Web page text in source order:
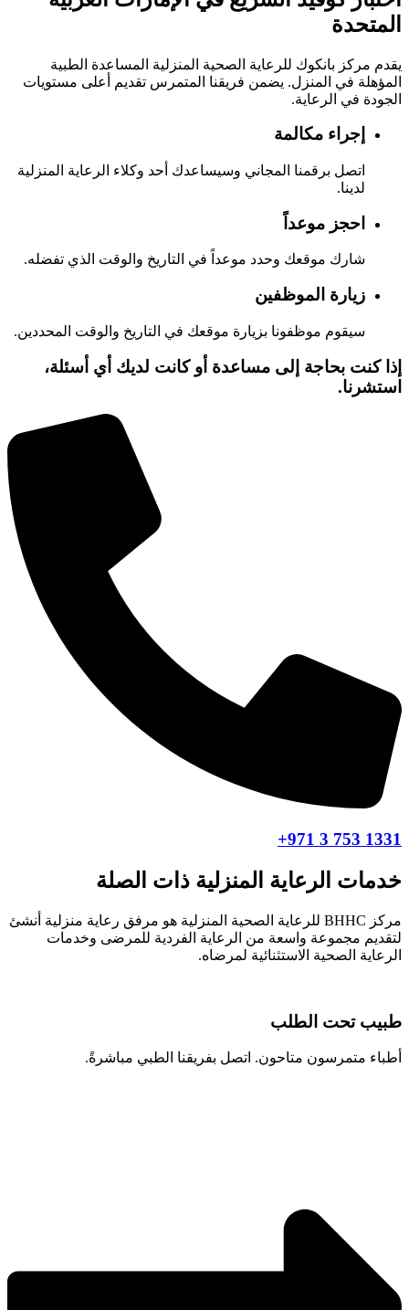
المتحدة
يقدم مركز بانكوك للرعاية الصحية المنزلية المساعدة الطبية
المؤهلة في المنزل. يضمن فريقنا المتمرس تقديم أعلى مستويات
الجودة في الرعاية.
إجراء مكالمة
اتصل برقمنا المجاني وسيساعدك أحد وكلاء الرعاية المنزلية
لدينا.
احجز موعداً
شارك موقعك وحدد موعداً في التاريخ والوقت الذي تفضله.
زيارة الموظفين
سيقوم موظفونا بزيارة موقعك في التاريخ والوقت المحددين.
إذا كنت بحاجة إلى مساعدة أو كانت لديك أي أسئلة،
استشرنا.
1331 753 3 971+
خدمات الرعاية المنزلية ذات الصلة
مركز BHHC للرعاية الصحية المنزلية هو مرفق رعاية منزلية أنشئ
لتقديم مجموعة واسعة من الرعاية الفردية للمرضى وخدمات
الرعاية الصحية الاستثنائية لمرضاه.
طبيب تحت الطلب
أطباء متمرسون متاحون. اتصل بفريقنا الطبي مباشرةً.